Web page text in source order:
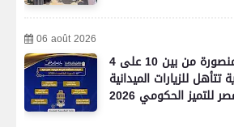
06 août 2026
4 كليات بجامعة المنصورة من بين 10 على
للزيارات الميدانية
للتميز الحكومي 2026